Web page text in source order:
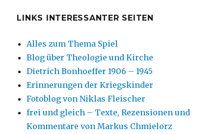
LINKS INTERESSANTER SEITEN
Alles zum Thema Spiel
Blog über Theologie und Kirche
Dietrich Bonhoeffer 1906 – 1945
Erinnerungen der Kriegskinder
Fotoblog von Niklas Fleischer
frei und gleich – Texte, Rezensionen und
Kommentare von Markus Chmielorz